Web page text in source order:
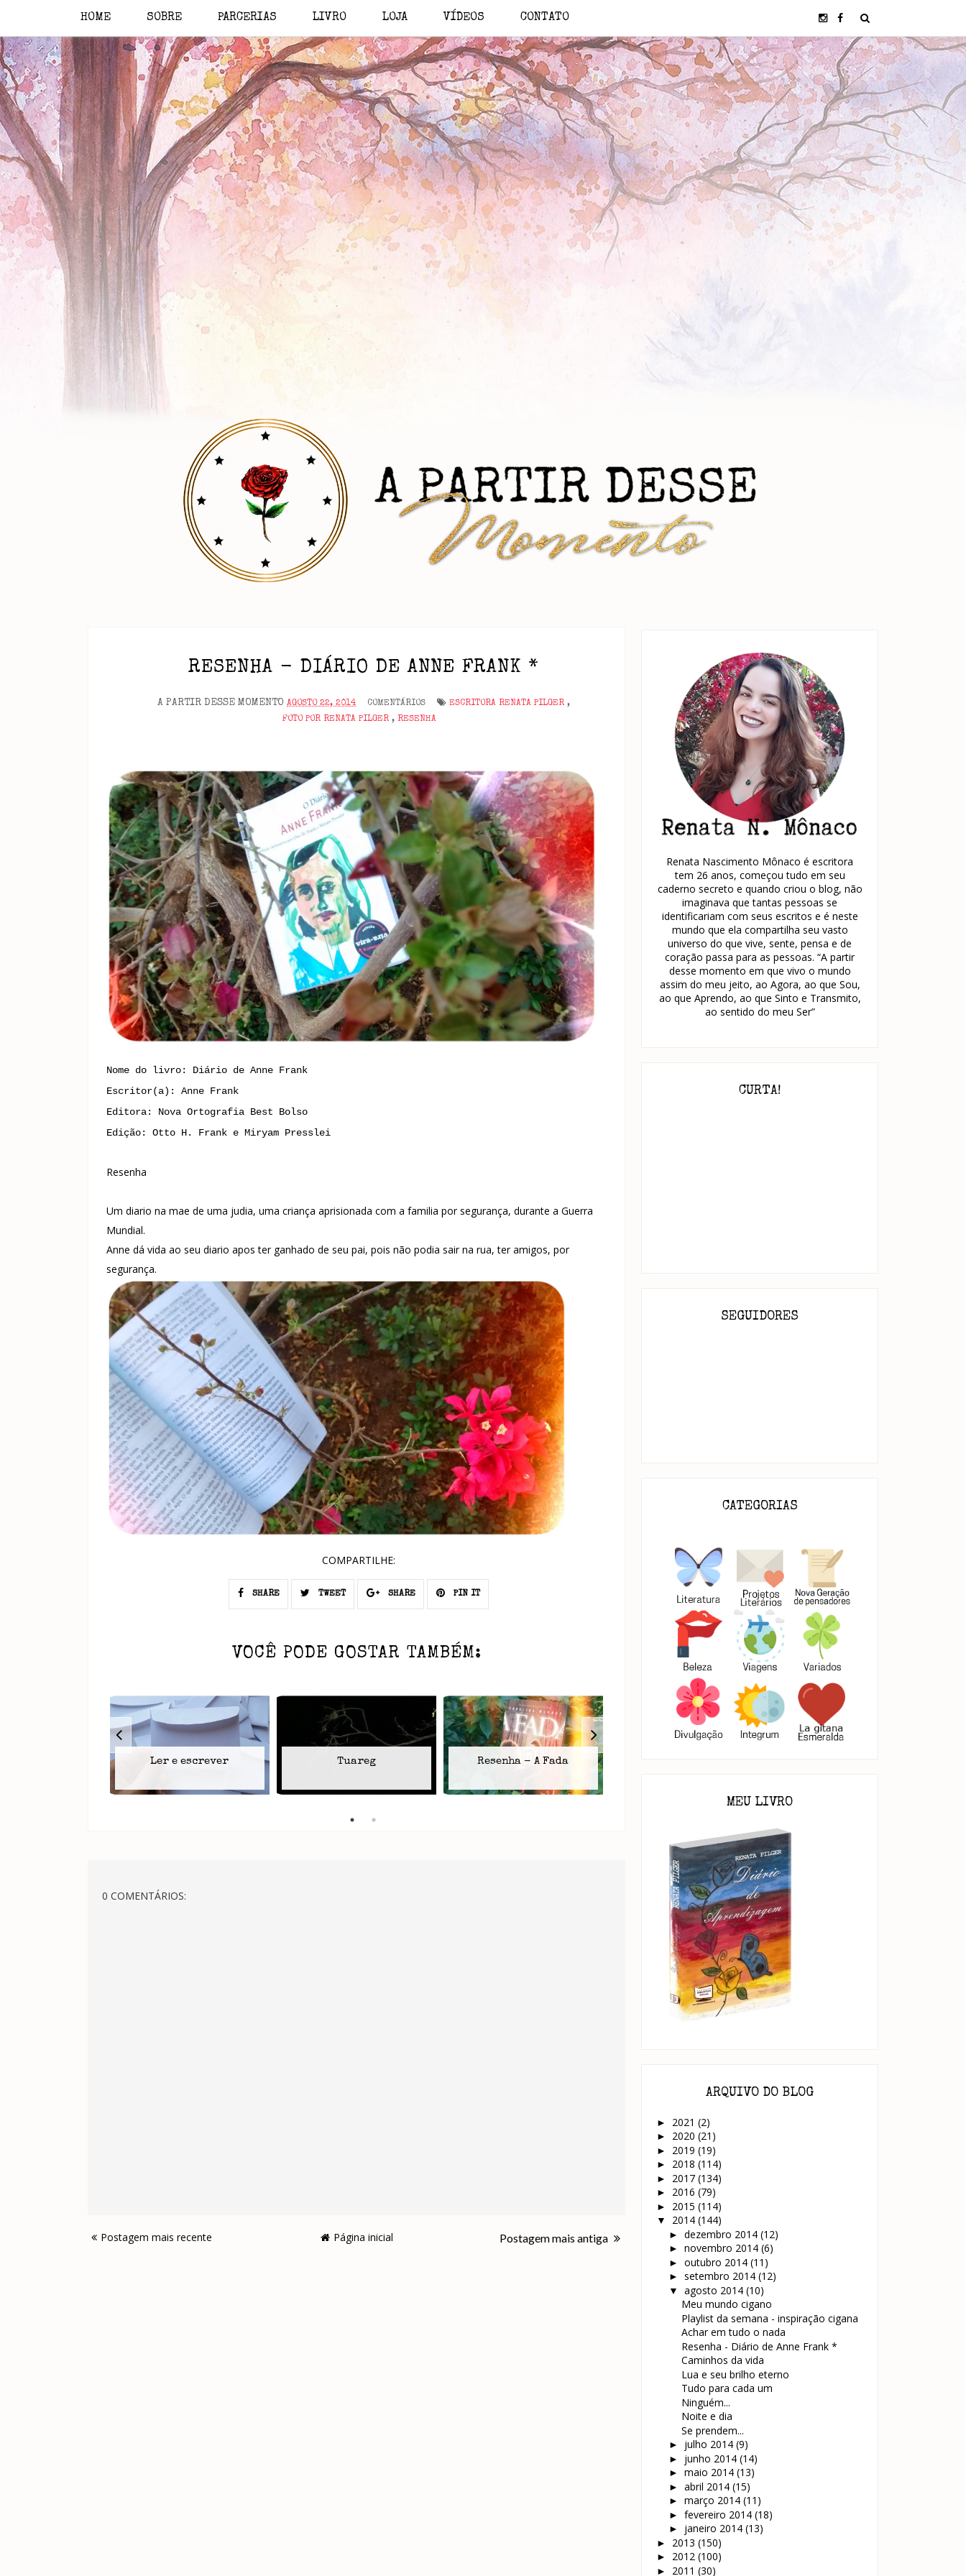
HOME SOBRE PARCERIAS LIVRO LOJA VÍDEOS CONTATO
RESENHA - DIÁRIO DE ANNE FRANK *
A PARTIR DESSE MOMENTO AGOSTO 22, 2014 COMENTÁRIOS ESCRITORA RENATA PILGER ,
FOTO POR RENATA PILGER , RESENHA
Nome do livro: Diário de Anne Frank
Escritor(a): Anne Frank
Editora: Nova Ortografia Best Bolso
Edição: Otto H. Frank e Miryam Presslei
Resenha
Um diario na mae de uma judia, uma criança aprisionada com a familia por segurança, durante a Guerra
Mundial.
Anne dá vida ao seu diario apos ter ganhado de seu pai, pois não podia sair na rua, ter amigos, por
segurança.
COMPARTILHE:
SHARE TWEET SHARE PIN IT
VOCÊ PODE GOSTAR TAMBÉM:
Ler e escrever Tuareg Resenha - A Fada
0 COMENTÁRIOS:
Postagem mais recente Postagem mais antiga
Página inicial
Renata Nascimento Mônaco é escritora
tem 26 anos, começou tudo em seu
caderno secreto e quando criou o blog, não
imaginava que tantas pessoas se
identificariam com seus escritos e é neste
mundo que ela compartilha seu vasto
universo do que vive, sente, pensa e de
coração passa para as pessoas. “A partir
desse momento em que vivo o mundo
assim do meu jeito, ao Agora, ao que Sou,
ao que Aprendo, ao que Sinto e Transmito,
ao sentido do meu Ser”
CURTA!
SEGUIDORES
CATEGORIAS
MEU LIVRO
ARQUIVO DO BLOG
► 2021 (2)
► 2020 (21)
► 2019 (19)
► 2018 (114)
► 2017 (134)
► 2016 (79)
► 2015 (114)
▼ 2014 (144)
► dezembro 2014 (12)
► novembro 2014 (6)
► outubro 2014 (11)
► setembro 2014 (12)
▼ agosto 2014 (10)
Meu mundo cigano
Playlist da semana - inspiração cigana
Achar em tudo o nada
Resenha - Diário de Anne Frank *
Caminhos da vida
Lua e seu brilho eterno
Tudo para cada um
Ninguém...
Noite e dia
Se prendem...
► julho 2014 (9)
► junho 2014 (14)
► maio 2014 (13)
► abril 2014 (15)
► março 2014 (11)
► fevereiro 2014 (18)
► janeiro 2014 (13)
► 2013 (150)
► 2012 (100)
► 2011 (30)